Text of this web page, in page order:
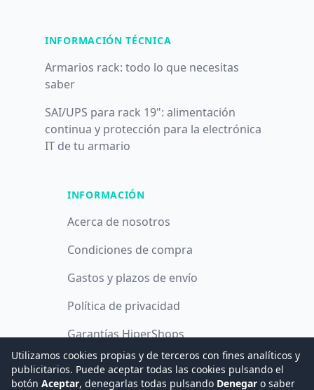
INFORMACIÓN TÉCNICA
Armarios rack: todo lo que necesitas
saber
SAI/UPS para rack 19": alimentación
continua y protección para la electrónica
IT de tu armario
INFORMACIÓN
Acerca de nosotros
Condiciones de compra
Gastos y plazos de envío
Política de privacidad
Garantías HiperShops
Política de cookies
Utilizamos cookies propias y de terceros con fines analíticos y
publicitarios. Puede aceptar todas las cookies pulsando el
botón Aceptar, denegarlas todas pulsando Denegar o saber